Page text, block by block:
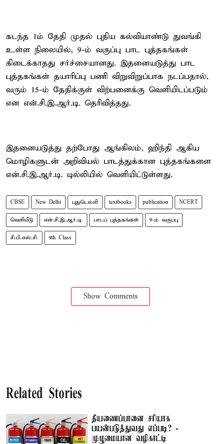
கடந்த 1ம் தேதி முதல் புதிய கல்வியாண்டு துவங்கி
உள்ள நிலையில், 9-ம் வகுப்பு பாட புத்தகங்கள்
கிடைக்காதது சர்ச்சையானது. இதனையடுத்து பாட
புத்தகங்கள் தயாரிப்பு பணி விறுவிறுப்பாக நடப்பதால்,
வரும் 15-ம் தேதிக்குள் விற்பனைக்கு வெளியிடப்படும்
என என்.சி.இ.ஆர்.டி. தெரிவித்தது.
இதனையடுத்து தற்போது ஆங்கிலம், ஹிந்தி ஆகிய
மொழிகளுடன் அறிவியல் பாடத்துக்கான புத்தகங்களை
என்.சி.இ.ஆர்.டி. டில்லியில் வெளியிட்டுள்ளது.
CBSE New Delhi புதுடெல்லி textbooks publication NCERT
வெளியீடு என்.சி.இ.ஆர்.டி. பாடப் புத்தகங்கள் 9-ம் வகுப்பு
சி.பி.எஸ்.சி. 9th Class
Show Comments
Related Stories
தீயணைப்பானை சரியாக
பயன்படுத்துவது எப்படி? -
முழுமையான வழிகாட்டி